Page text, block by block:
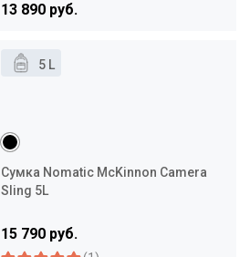
13 890 руб.
5 L
Сумка Nomatic McKinnon Camera
Sling 5L
15 790 руб.